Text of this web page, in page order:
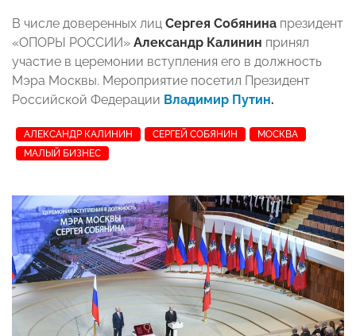
В числе доверенных лиц Сергея Собянина президент
«ОПОРЫ РОССИИ» Александр Калинин принял
участие в церемонии вступления его в должность
Мэра Москвы. Мероприятие посетил Президент
Российской Федерации Владимир Путин.
АЛЕКСАНДР КАЛИНИН СЕРГЕЙ СОБЯНИН
МОСКВА
МАЛЫЙ БИЗНЕС